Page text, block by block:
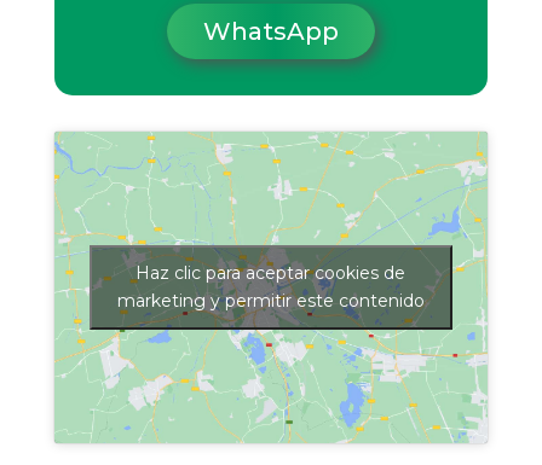
WhatsApp
Haz clic para aceptar cookies de
marketing y permitir este contenido